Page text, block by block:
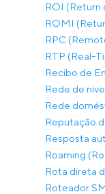
ROI (Return
ROMI
RPC
RTP (Real-
Recibo de
Rede de
Rede
Reputação
Resposta
Roaming
Rota direta
Roteador